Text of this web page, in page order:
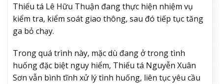
Thiếu tá Lê Hữu Thuận đang thực hiện nhiệm vụ
kiểm tra, kiểm soát giao thông, sau đó tiếp tục tăng
ga bỏ chạy.
Trong quá trình này, mặc dù đang ở trong tình
huống đặc biệt nguy hiểm, Thiếu tá Nguyễn Xuân
Sơn vẫn bình tĩnh xử lý tình huống, liên tục yêu cầu